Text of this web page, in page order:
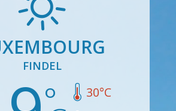
FINDEL
30°C